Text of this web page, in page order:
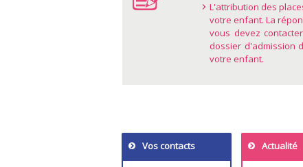
L'attribution des
votre enfant. La
vous devez
dossier d'admission
votre enfant.
Vos contacts Actualité